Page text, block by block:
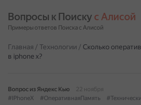
Вопросы к Поиску с Алисой
Примеры ответов Поиска с Алисой
Главная / Технологии / Сколько
в iphone x?
Вопрос из Яндекс Кью
22 ноября
#IPhoneX
#ОперативнаяПамять